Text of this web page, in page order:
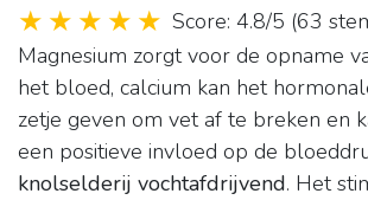
Score: 4.8/5 (63
Magnesium zorgt voor de opname
het bloed, calcium kan het
zetje geven om vet af te breken en
een positieve invloed op de
knolselderij vochtafdrijvend. Het